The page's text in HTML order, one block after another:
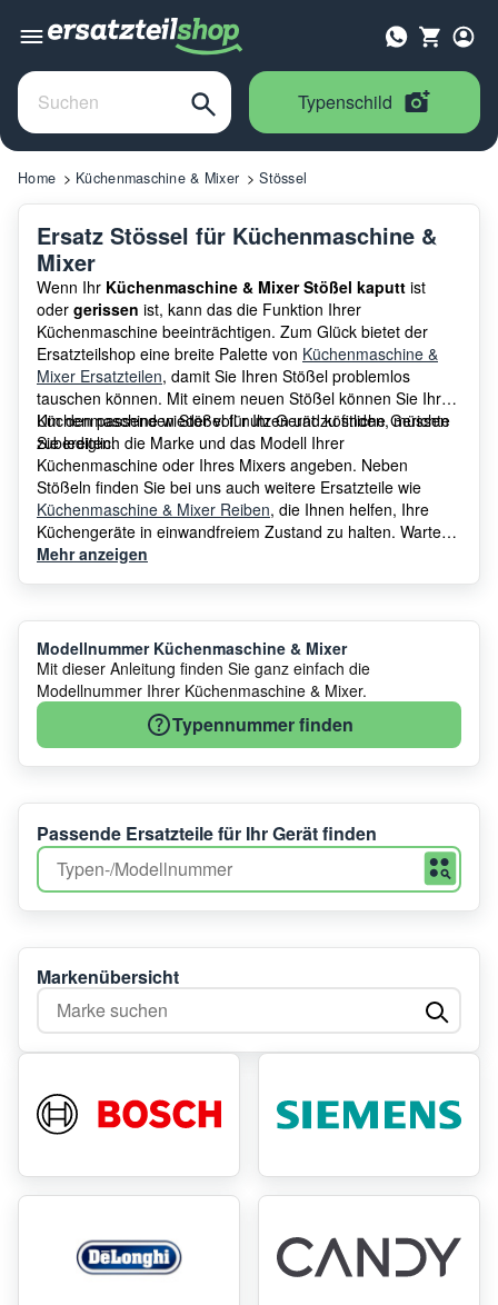
Typenschild
Home Küchenmaschine & Mixer Stössel
Ersatz Stössel für Küchenmaschine &
Mixer
Wenn Ihr Küchenmaschine & Mixer Stößel kaputt ist
oder gerissen ist, kann das die Funktion Ihrer
Küchenmaschine beeinträchtigen. Zum Glück bietet der
Ersatzteilshop eine breite Palette von Küchenmaschine &
Mixer Ersatzteilen, damit Sie Ihren Stößel problemlos
tauschen können. Mit einem neuen Stößel können Sie Ihre
Küchenmaschine wieder voll nutzen und köstliche Gerichte
zubereiten.
Um den passenden Stößel für Ihr Gerät zu finden, müssen
Sie lediglich die Marke und das Modell Ihrer
Küchenmaschine oder Ihres Mixers angeben. Neben
Stößeln finden Sie bei uns auch weitere Ersatzteile wie
Küchenmaschine & Mixer Reiben, die Ihnen helfen, Ihre
Küchengeräte in einwandfreiem Zustand zu halten. Warten
Sie nicht länger und bestellen Sie Ihren Küchenmaschine &
Mehr anzeigen
Modellnummer Küchenmaschine & Mixer
Mit dieser Anleitung finden Sie ganz einfach die
Modellnummer Ihrer Küchenmaschine & Mixer.
Typennummer finden
Passende Ersatzteile für Ihr Gerät finden
Markenübersicht
Marke suchen